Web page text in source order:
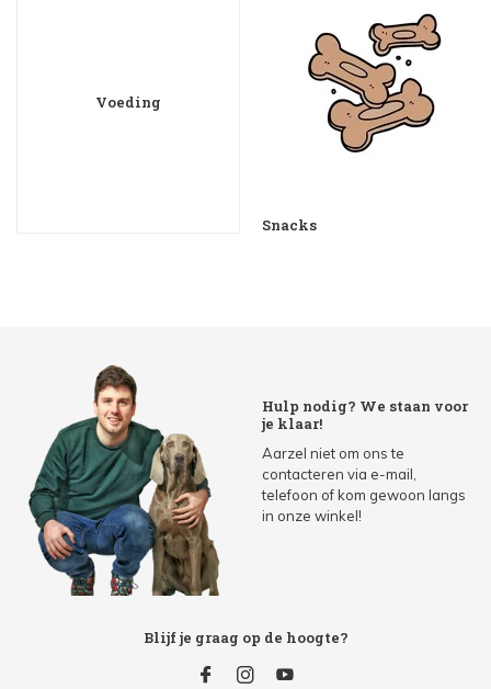
Voeding
Snacks
Hulp nodig? We staan voor
je klaar!
Aarzel niet om ons te
contacteren via e-mail,
telefoon of kom gewoon langs
in onze winkel!
Blijf je graag op de hoogte?